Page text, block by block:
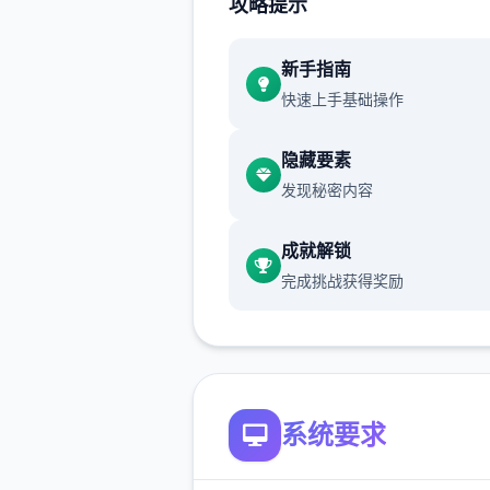
催眠app经验：
新增chuang戏功可
正在面许按步行床戏教学术毕
体育仓库依然有保健室均可触
chuang戏，但目前体育仓库尚
保健室原本计划处于特决际机解
锁，但为法便进度报告版体将
新增毛剃除效果
现在可以凭剃刀本身由修剪毛
该功能其实早已开发解决，但
攻略提示
新手指南
快速上手基础操作
隐藏要素
发现秘密内容
成就解锁
完成挑战获得奖励
系统要求